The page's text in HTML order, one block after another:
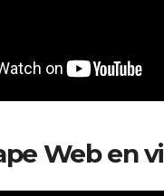
Web en